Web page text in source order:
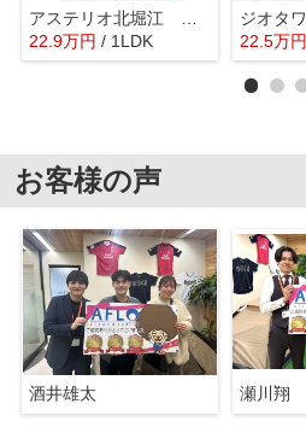
アステリオ北堀江 ザ・メトロタワー
22.9万円 / 1LDK
22.5万円
お客様の声
酒井雄太 瀬川翔